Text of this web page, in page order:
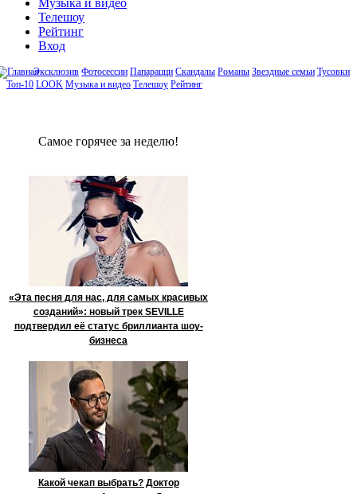
Музыка и видео
Телешоу
Рейтинг
Вход
Эксклюзив Фотосессии Папарацци Скандалы Романы Звездные семьи Тусовки
Топ-10 LOOK Музыка и видео Телешоу Рейтинг
Сaмое гoрячее за неделю!
«Эта песня для нас, для самых красивых
созданий»: новый трек SEVILLE
подтвердил её статус бриллианта шоу-
бизнеса
Какой чекап выбрать? Доктор